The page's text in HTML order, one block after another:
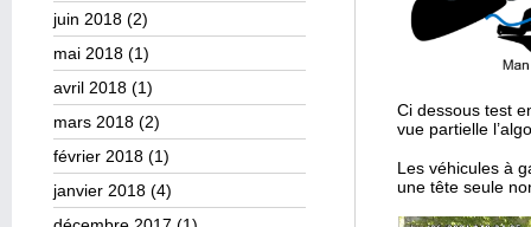
juin 2018 (2)
mai 2018 (1)
avril 2018 (1)
mars 2018 (2)
février 2018 (1)
janvier 2018 (4)
Ci dessous test
vue partielle
Les véhicules à
une tête seule